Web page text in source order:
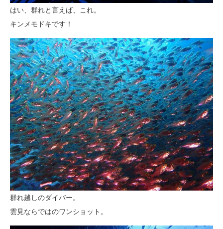
はい、群れと言えば、これ。
キンメモドキです！
群れ越しのダイバー。
雲見ならではのワンショット。